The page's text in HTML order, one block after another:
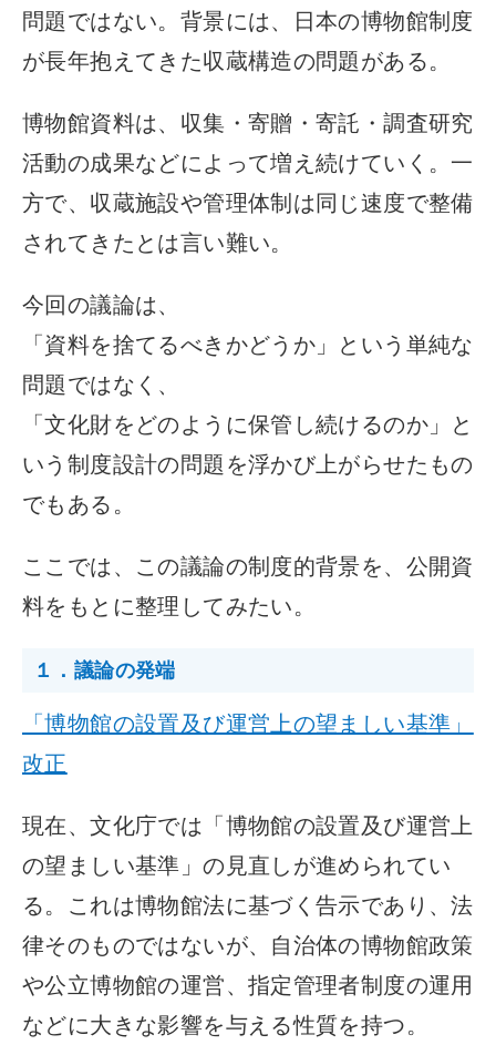
問題ではない。背景には、日本の博物館制度
が長年抱えてきた収蔵構造の問題がある。
博物館資料は、収集・寄贈・寄託・調査研究
活動の成果などによって増え続けていく。一
方で、収蔵施設や管理体制は同じ速度で整備
されてきたとは言い難い。
今回の議論は、
「資料を捨てるべきかどうか」という単純な
問題ではなく、
「文化財をどのように保管し続けるのか」と
いう制度設計の問題を浮かび上がらせたもの
でもある。
ここでは、この議論の制度的背景を、公開資
料をもとに整理してみたい。
１．議論の発端
「博物館の設置及び運営上の望ましい基準」
改正
現在、文化庁では「博物館の設置及び運営上
の望ましい基準」の見直しが進められてい
る。これは博物館法に基づく告示であり、法
律そのものではないが、自治体の博物館政策
や公立博物館の運営、指定管理者制度の運用
などに大きな影響を与える性質を持つ。